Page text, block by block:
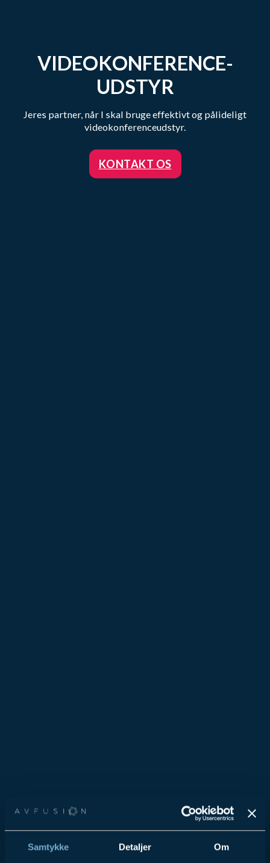
Samtykke Detaljer Om
VIDEOKONFERENCE­
UDSTYR
Jeres partner, når I skal bruge effektivt og pålideligt
videokonferenceudstyr.
KONTAKT OS